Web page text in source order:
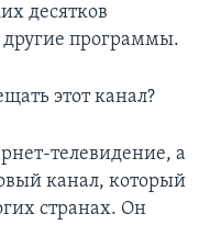
десятков
другие программы.
этот канал?
телевидение, а
канал, который
странах. Он